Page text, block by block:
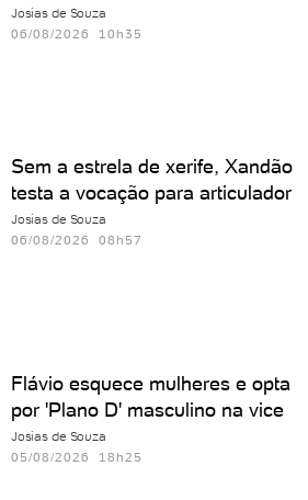
Josias de Souza
06/08/2026 10h35
Sem a estrela de xerife, Xandão
testa a vocação para articulador
Josias de Souza
06/08/2026 08h57
Flávio esquece mulheres e opta
por 'Plano D' masculino na vice
Josias de Souza
05/08/2026 18h25